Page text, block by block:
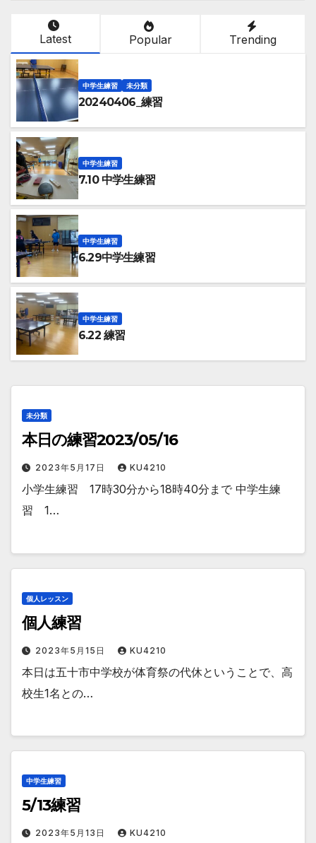
Latest Popular Trending
中学生練習 未分類
20240406_練習
中学生練習
7.10 中学生練習
中学生練習
6.29中学生練習
中学生練習
6.22 練習
未分類
本日の練習2023/05/16
2023年5月17日 KU4210
小学生練習 17時30分から18時40分まで 中学生練
習 1…
個人レッスン
個人練習
2023年5月15日 KU4210
本日は五十市中学校が体育祭の代休ということで、高
校生1名との…
中学生練習
5/13練習
2023年5月13日 KU4210